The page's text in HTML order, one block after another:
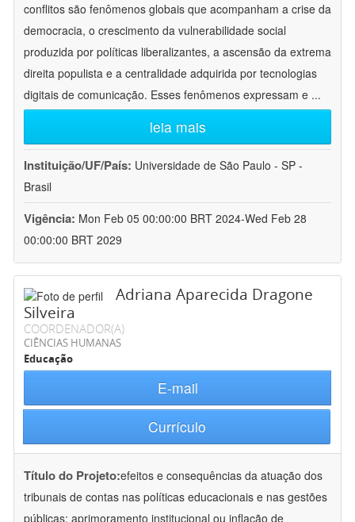
conflitos são fenômenos globais que acompanham a crise da
democracia, o crescimento da vulnerabilidade social
produzida por políticas liberalizantes, a ascensão da extrema
direita populista e a centralidade adquirida por tecnologias
digitais de comunicação. Esses fenômenos expressam e ...
leia mais
Instituição/UF/País: Universidade de São Paulo - SP -
Brasil
Vigência: Mon Feb 05 00:00:00 BRT 2024-Wed Feb 28
00:00:00 BRT 2029
Adriana Aparecida Dragone
Silveira
COORDENADOR(A)
CIÊNCIAS HUMANAS
Educação
E-mail
Currículo
Título do Projeto:efeitos e consequências da atuação dos
tribunais de contas nas políticas educacionais e nas gestões
públicas: aprimoramento institucional ou inflação de